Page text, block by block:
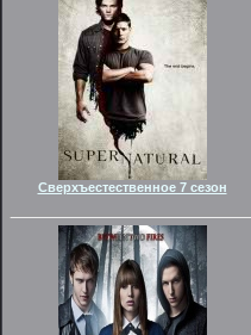
Сверхъестественное 7 сезон